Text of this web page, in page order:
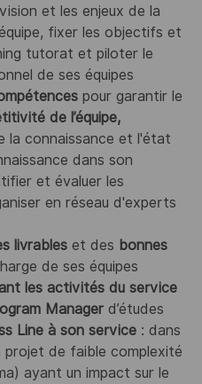
et les enjeux de la
fixer les objectifs et
tutorat et piloter le
de ses équipes
pour garantir le
de l’équipe,
la connaissance et l'état
dans son
et évaluer les
en réseau d'experts
livrableset des bonnes
de ses équipes
les activités du service
Managerd’études
Line à son service: dans
de faible complexité
ayant un impact sur le